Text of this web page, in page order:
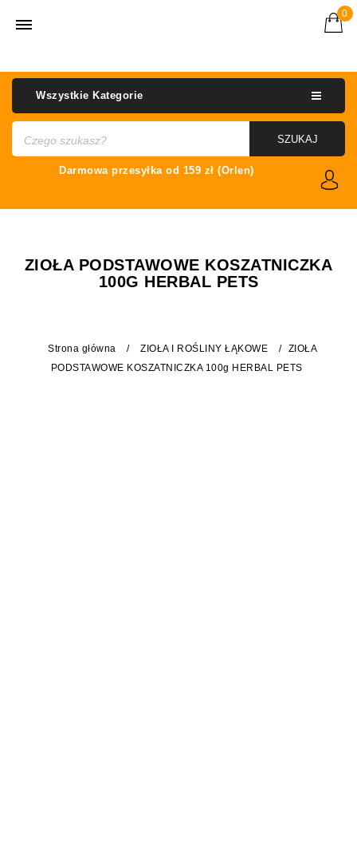
0
Wszystkie Kategorie
SZUKAJ
ZIOŁA PODSTAWOWE KOSZATNICZKA
100G HERBAL PETS
Strona główna / ZIOŁA I ROŚLINY ŁĄKOWE / ZIOŁA
PODSTAWOWE KOSZATNICZKA 100g HERBAL PETS